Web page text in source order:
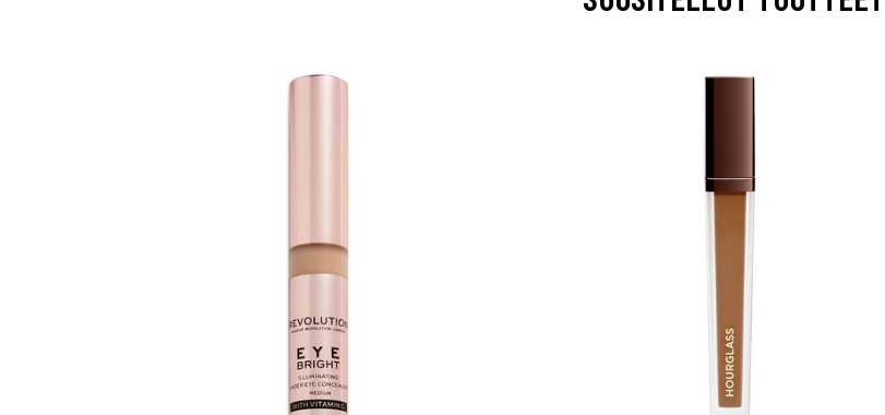
Kaikki IdealofMeDin tuotteet -20 %!
Saat myös -200 € toimenpiteistä, kun
konsultaation